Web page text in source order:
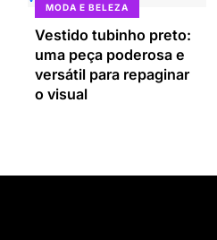
MODA E BELEZA
Vestido tubinho preto:
uma peça poderosa e
versátil para repaginar
o visual